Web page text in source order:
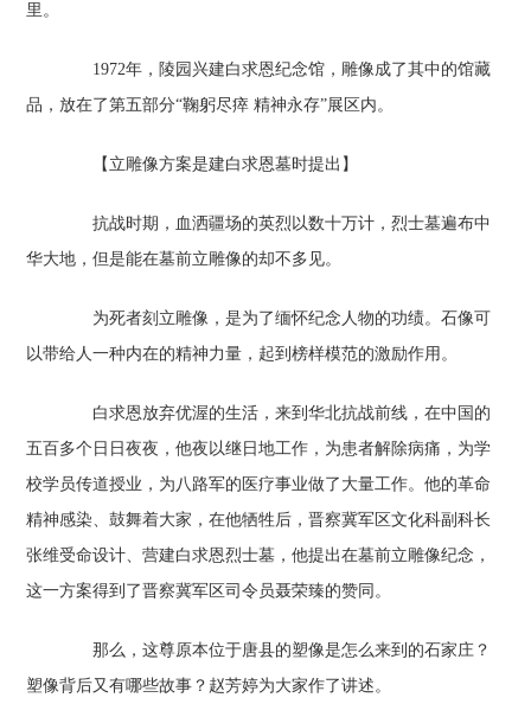
里。
1972年，陵园兴建白求恩纪念馆，雕像成了其中的馆藏
品，放在了第五部分“鞠躬尽瘁 精神永存”展区内。
【立雕像方案是建白求恩墓时提出】
抗战时期，血洒疆场的英烈以数十万计，烈士墓遍布中
华大地，但是能在墓前立雕像的却不多见。
为死者刻立雕像，是为了缅怀纪念人物的功绩。石像可
以带给人一种内在的精神力量，起到榜样模范的激励作用。
白求恩放弃优渥的生活，来到华北抗战前线，在中国的
五百多个日日夜夜，他夜以继日地工作，为患者解除病痛，为学
校学员传道授业，为八路军的医疗事业做了大量工作。他的革命
精神感染、鼓舞着大家，在他牺牲后，晋察冀军区文化科副科长
张维受命设计、营建白求恩烈士墓，他提出在墓前立雕像纪念，
这一方案得到了晋察冀军区司令员聂荣臻的赞同。
那么，这尊原本位于唐县的塑像是怎么来到的石家庄？
塑像背后又有哪些故事？赵芳婷为大家作了讲述。